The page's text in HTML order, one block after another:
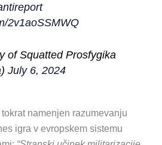
2v1aoSSMWQ
of Squatted Prosfygika
July 6, 2024
namenjen razumevanju
igra v evropskem sistemu